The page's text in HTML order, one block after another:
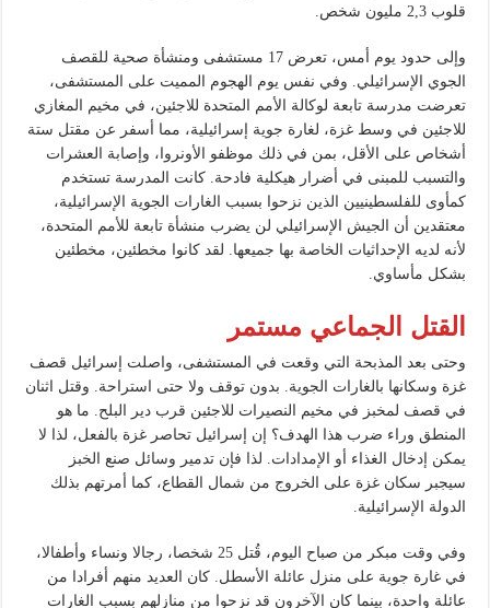
قلوب 2,3 مليون شخص.
وإلى حدود يوم أمس، تعرض 17 مستشفى ومنشأة صحية للقصف
الجوي الإسرائيلي. وفي نفس يوم الهجوم المميت على المستشفى،
تعرضت مدرسة تابعة لوكالة الأمم المتحدة للاجئين، في مخيم المغازي
للاجئين في وسط غزة، لغارة جوية إسرائيلية، مما أسفر عن مقتل ستة
أشخاص على الأقل، بمن في ذلك موظفو الأونروا، وإصابة العشرات
والتسبب للمبنى في أضرار هيكلية فادحة. كانت المدرسة تستخدم
كمأوى للفلسطينيين الذين نزحوا بسبب الغارات الجوية الإسرائيلية،
معتقدين أن الجيش الإسرائيلي لن يضرب منشأة تابعة للأمم المتحدة،
لأنه لديه الإحداثيات الخاصة بها جميعها. لقد كانوا مخطئين، مخطئين
بشكل مأساوي.
القتل الجماعي مستمر
وحتى بعد المذبحة التي وقعت في المستشفى، واصلت إسرائيل قصف
غزة وسكانها بالغارات الجوية. بدون توقف ولا حتى استراحة. وقتل اثنان
في قصف لمخبز في مخيم النصيرات للاجئين قرب دير البلح. ما هو
المنطق وراء ضرب هذا الهدف؟ إن إسرائيل تحاصر غزة بالفعل، لذا لا
يمكن إدخال الغذاء أو الإمدادات. لذا فإن تدمير وسائل صنع الخبز
سيجبر سكان غزة على الخروج من شمال القطاع، كما أمرتهم بذلك
الدولة الإسرائيلية.
وفي وقت مبكر من صباح اليوم، قُتل 25 شخصا، رجالا ونساء وأطفالا،
في غارة جوية على منزل عائلة الأسطل. كان العديد منهم أفرادا من
عائلة واحدة، بينما كان الآخرون قد نزحوا من منازلهم بسبب الغارات